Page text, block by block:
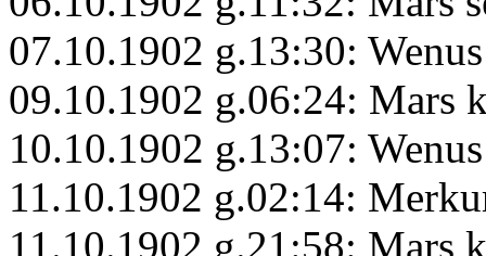
07.10.1902 g.13:30:
09.10.1902 g.06:24: Mars
10.10.1902 g.13:07:
11.10.1902 g.02:14:
11.10.1902 g.21:58: Mars